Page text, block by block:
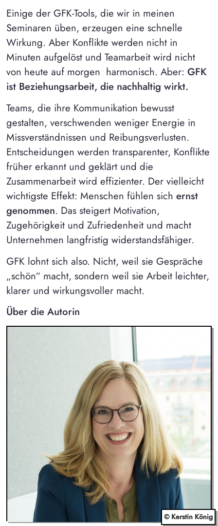
Einige der GFK-Tools, die wir in meinen
Seminaren üben, erzeugen eine schnelle
Wirkung. Aber Konflikte werden nicht in
Minuten aufgelöst und Teamarbeit wird nicht
von heute auf morgen harmonisch. Aber: GFK
ist Beziehungsarbeit, die nachhaltig wirkt.
Teams, die ihre Kommunikation bewusst
gestalten, verschwenden weniger Energie in
Missverständnissen und Reibungsverlusten.
Entscheidungen werden transparenter, Konflikte
früher erkannt und geklärt und die
Zusammenarbeit wird effizienter. Der vielleicht
wichtigste Effekt: Menschen fühlen sich ernst
genommen. Das steigert Motivation,
Zugehörigkeit und Zufriedenheit und macht
Unternehmen langfristig widerstandsfähiger.
GFK lohnt sich also. Nicht, weil sie Gespräche
„schön“ macht, sondern weil sie Arbeit leichter,
klarer und wirkungsvoller macht.
Über die Autorin
© Kerstin König